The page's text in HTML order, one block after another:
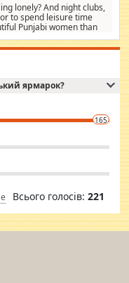
іншого. Не чекайте і не
хочете подати, і ми
з нами
Вам потрібні термінові
lonely? And night clubs,
to spend leisure time
Punjabi women than
feel like 5 star luxury
for loved solitaire free
body shapes.
and cheerful girl.
of her body and the
health and figure
go to the health
ярмарок?
165
Всього голосів: 221